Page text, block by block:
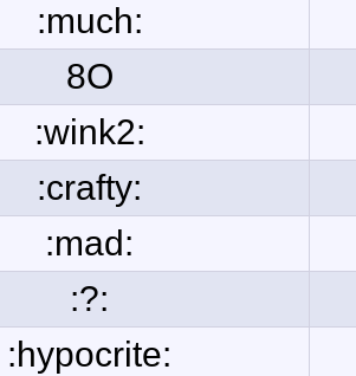
:much:
8O
:wink2:
:crafty:
:mad:
:?:
:hypocrite: